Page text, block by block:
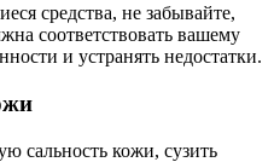
средства, не забывайте,
соответствовать вашему
и устранять недостатки.
сальность кожи, сузить